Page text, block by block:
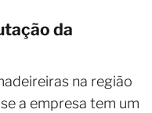
da
na região
a empresa tem um